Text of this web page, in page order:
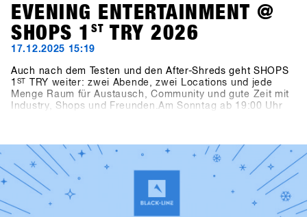
EVENING ENTERTAINMENT @
SHOPS 1
ST TRY 2026
17.12.2025 15:19
Auch nach dem Testen und den After-Shreds geht SHOPS
1 ST
TRY weiter: zwei Abende, zwei Locations und jede
Menge Raum für Austausch, Community und gute Zeit mit
Industry, Shops und Freunden.Am Sonntag ab 19:00 Uhr
MDS und das Bowling for Boards Turnier sorgen für einen
unterhaltsamen Abend – inklusive der Chance auf starke
Preise.Am Montag ab 21:00 Uhr übernehmen zwei echte
Snowboarding-Legenden die Decks: Fredi Kalbermatten
und Gogo Gossner sind DJ Fredi K & DJock Norris. Im
Kosis Pub (Hotel Kosis, Fügen) geht es auf eine